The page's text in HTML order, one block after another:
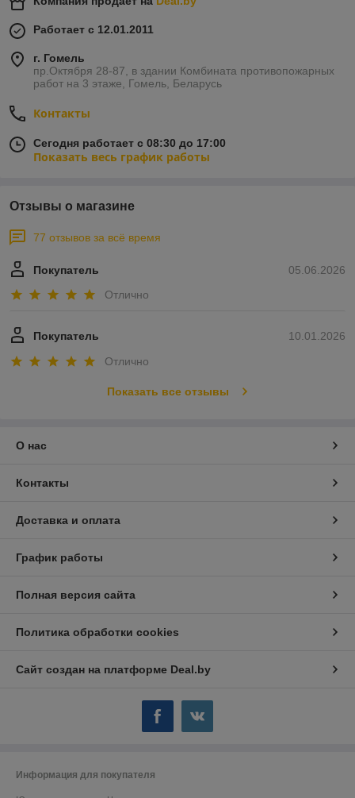
Работает с 12.01.2011
г. Гомель
пр.Октября 28-87, в здании Комбината противопожарных
работ на 3 этаже, Гомель, Беларусь
Контакты
Сегодня работает с 08:30 до 17:00
Показать весь график работы
Отзывы о магазине
77 отзывов за всё время
05.06.2026
Покупатель
Отлично
10.01.2026
Покупатель
Отлично
Показать все отзывы
О нас
Контакты
Доставка и оплата
График работы
Полная версия сайта
Политика обработки cookies
Сайт создан на платформе Deal.by
Информация для покупателя